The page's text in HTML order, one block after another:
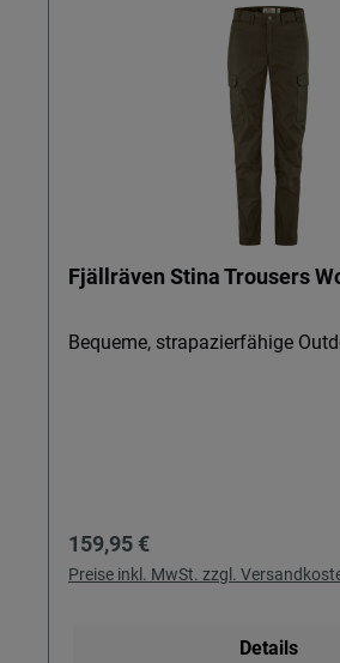
Fjällräven Stina Trousers
Bequeme, strapazierfähige
Regulärer Preis:
159,95 €
Preise inkl. MwSt. zzgl.
Details